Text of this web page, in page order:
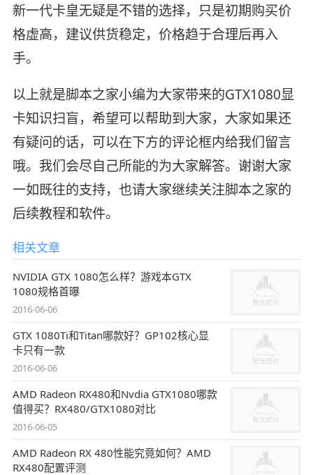
新一代卡皇无疑是不错的选择，只是初期购买价
格虚高，建议供货稳定，价格趋于合理后再入
手。
以上就是脚本之家小编为大家带来的GTX1080显
卡知识扫盲，希望可以帮助到大家，大家如果还
有疑问的话，可以在下方的评论框内给我们留言
哦。我们会尽自己所能的为大家解答。谢谢大家
一如既往的支持，也请大家继续关注脚本之家的
后续教程和软件。
相关文章
NVIDIA GTX 1080怎么样？游戏本GTX
1080规格首曝
2016-06-06
GTX 1080Ti和Titan哪款好？GP102核心显
卡只有一款
2016-06-06
AMD Radeon RX480和Nvdia GTX1080哪款
值得买？RX480/GTX1080对比
2016-06-05
AMD Radeon RX 480性能究竟如何？AMD
RX480配置评测